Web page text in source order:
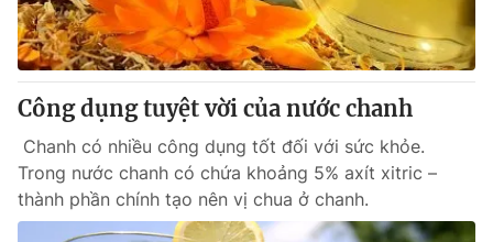
Công dụng tuyệt vời của nước chanh
Chanh có nhiều công dụng tốt đối với sức khỏe.
Trong nước chanh có chứa khoảng 5% axít xitric –
thành phần chính tạo nên vị chua ở chanh.